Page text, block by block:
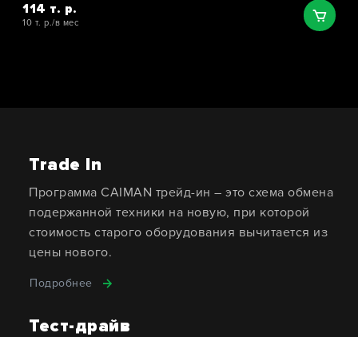
114 т. р.
10 т. р./в мес
Trade In
Программа CAIMAN трейд-ин – это схема обмена
подержанной техники на новую, при которой
стоимость старого оборудования вычитается из
цены нового.
Подробнее
Тест-драйв